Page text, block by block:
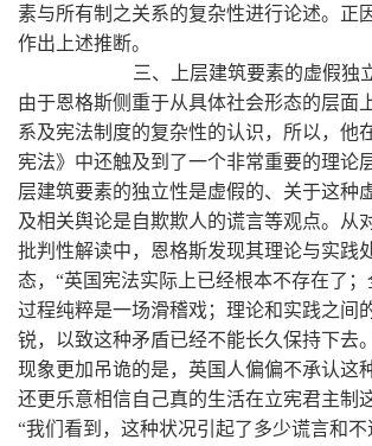
素与所有制之关系的复杂性进行论述。正
作出上述推断。
三、上层建筑要素的虚假独
由于恩格斯侧重于从具体社会形态的层面
系及宪法制度的复杂性的认识，所以，他
宪法》中还触及到了一个非常重要的理论
层建筑要素的独立性是虚假的、关于这种
及相关舆论是自欺欺人的谎言等观点。从
批判性解读中，恩格斯发现其理论与实践
态，“英国宪法实际上已经根本不存在了
过程纯粹是一场滑稽戏；理论和实践之间
锐，以致这种矛盾已经不能长久保持下去
现象更加吊诡的是，英国人偏偏不承认这
还更乐意相信自己真的生活在立宪君主制
“我们看到，这种状况引起了多少谎言和